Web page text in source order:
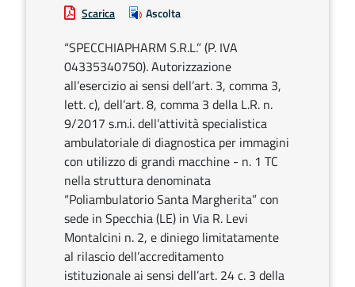
Scarica Ascolta
“SPECCHIAPHARM S.R.L.” (P. IVA
04335340750). Autorizzazione
all’esercizio ai sensi dell’art. 3, comma 3,
lett. c), dell’art. 8, comma 3 della L.R. n.
9/2017 s.m.i. dell’attività specialistica
ambulatoriale di diagnostica per immagini
con utilizzo di grandi macchine - n. 1 TC
nella struttura denominata
“Poliambulatorio Santa Margherita” con
sede in Specchia (LE) in Via R. Levi
Montalcini n. 2, e diniego limitatamente
al rilascio dell’accreditamento
istituzionale ai sensi dell’art. 24 c. 3 della